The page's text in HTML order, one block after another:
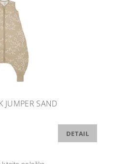
JUMPER SAND
DETAIL